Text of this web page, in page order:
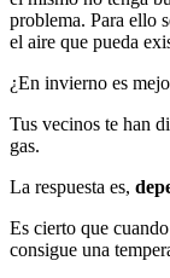
problema. Para ello
el aire que pueda
¿En invierno es
Tus vecinos te han
gas.
La respuesta es,
Es cierto que
consigue una